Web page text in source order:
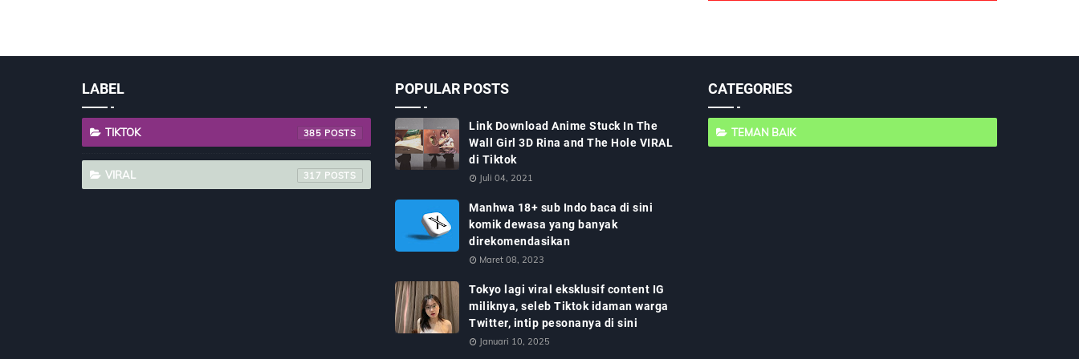
LABEL
TIKTOK 385
VIRAL 317
POPULAR POSTS
Link Download Anime Stuck In The
Wall Girl 3D Rina and The Hole VIRAL
di Tiktok
Juli 04, 2021
Manhwa 18+ sub Indo baca di sini
komik dewasa yang banyak
direkomendasikan
Maret 08, 2023
Tokyo lagi viral eksklusif content IG
miliknya, seleb Tiktok idaman warga
Twitter, intip pesonanya di sini
Januari 10, 2025
CATEGORIES
TEMAN BAIK